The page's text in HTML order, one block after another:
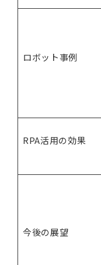
ロボット事例
RPA活用の効果
今後の展望